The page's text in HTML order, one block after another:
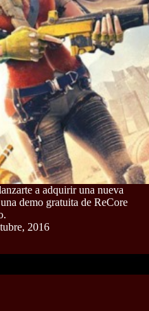
a adquirir una nueva
demo gratuita de ReCore
2016